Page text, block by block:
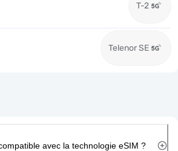
T-2
Telenor SE
avec la technologie eSIM ?